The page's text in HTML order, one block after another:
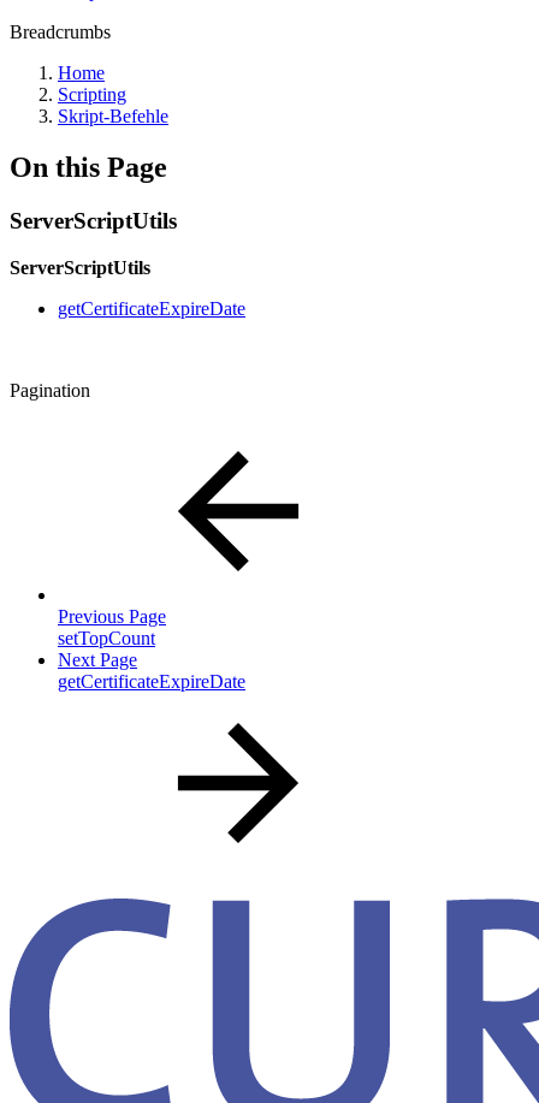
Breadcrumbs
Home
Scripting
Skript-Befehle
On this Page
ServerScriptUtils
ServerScriptUtils
getCertificateExpireDate
Pagination
Previous Page
setTopCount
Next Page
getCertificateExpireDate